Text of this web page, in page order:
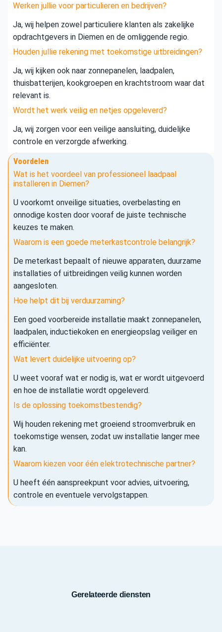
Werken jullie voor particulieren en bedrijven?
Ja, wij helpen zowel particuliere klanten als zakelijke
opdrachtgevers in Diemen en de omliggende regio.
Houden jullie rekening met toekomstige uitbreidingen?
Ja, wij kijken ook naar zonnepanelen, laadpalen,
thuisbatterijen, kookgroepen en krachtstroom waar dat
relevant is.
Wordt het werk veilig en netjes opgeleverd?
Ja, wij zorgen voor een veilige aansluiting, duidelijke
controle en verzorgde afwerking.
Voordelen
Wat is het voordeel van professioneel laadpaal
installeren in Diemen?
U voorkomt onveilige situaties, overbelasting en
onnodige kosten door vooraf de juiste technische
keuzes te maken.
Waarom is een goede meterkastcontrole belangrijk?
De meterkast bepaalt of nieuwe apparaten, duurzame
installaties of uitbreidingen veilig kunnen worden
aangesloten.
Hoe helpt dit bij verduurzaming?
Een goed voorbereide installatie maakt zonnepanelen,
laadpalen, inductiekoken en energieopslag veiliger en
efficiënter.
Wat levert duidelijke uitvoering op?
U weet vooraf wat er nodig is, wat er wordt uitgevoerd
en hoe de installatie wordt opgeleverd.
Is de oplossing toekomstbestendig?
Wij houden rekening met groeiend stroomverbruik en
toekomstige wensen, zodat uw installatie langer mee
kan.
Waarom kiezen voor één elektrotechnische partner?
U heeft één aanspreekpunt voor advies, uitvoering,
controle en eventuele vervolgstappen.
Gerelateerde diensten